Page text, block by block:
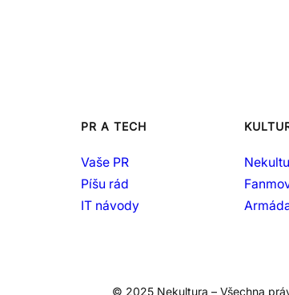
PR A TECH
Vaše PR
Píšu rád
IT návody
© 2025 Nekultura – Všechna